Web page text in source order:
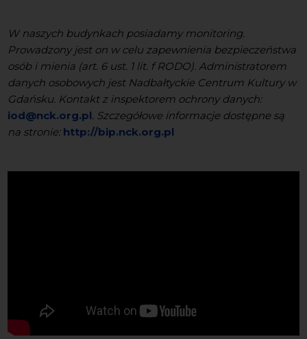
W naszych budynkach posiadamy monitoring.
Prowadzony jest on w celu zapewnienia bezpieczeństwa
osób i mienia (art. 6 ust. 1 lit. f RODO). Administratorem
danych osobowych jest Nadbałtyckie Centrum Kultury w
Gdańsku. Kontakt z inspektorem ochrony danych:
iod@nck.org.pl. Szczegółowe informacje dostępne są
na stronie: http://bip.nck.org.pl